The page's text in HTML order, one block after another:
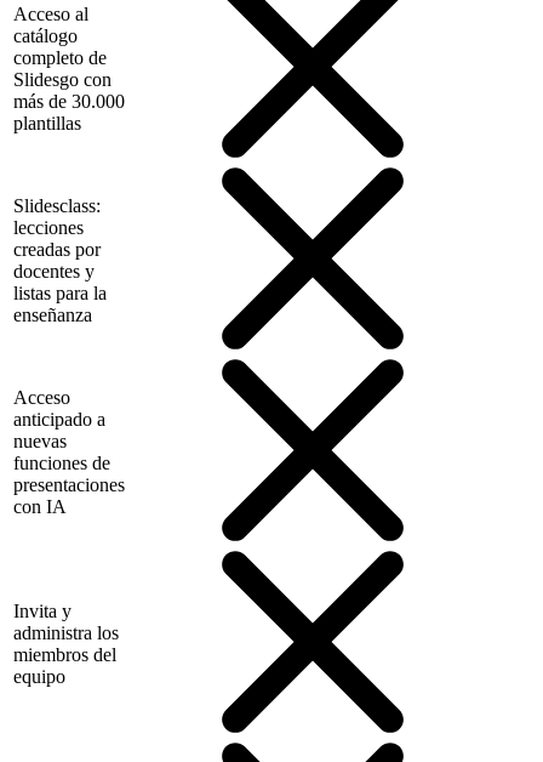
Acceso al
catálogo
completo de
Slidesgo con
más de 30.000
plantillas
Slidesclass:
lecciones
creadas por
docentes y
listas para la
enseñanza
Acceso
anticipado a
nuevas
funciones de
presentaciones
con IA
Invita y
administra los
miembros del
equipo